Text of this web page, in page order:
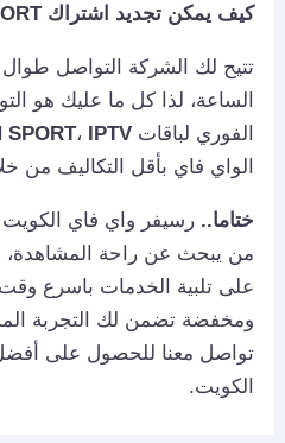
كيف يمكن تجديد اشتراك BEIN SPORT أو IPTV؟
تتيح لك الشركة التواصل
الساعة، لذا كل ما عليك هو
الفوري لباقات
SPORT، IPTV
الواي فاي بأقل التكاليف
ختاما.. رسيفر واي فاي الكويت
من يبحث عن راحة المشاهدة،
على تلبية الخدمات باسرع وقت
ومخفضة تضمن لك التجربة
تواصل معنا للحصول على
الكويت.